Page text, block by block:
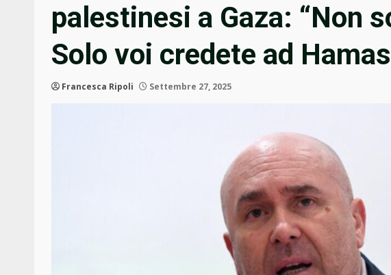
palestinesi a Gaza: “Non
Solo voi credete ad
Francesca Ripoli Settembre 27, 2025